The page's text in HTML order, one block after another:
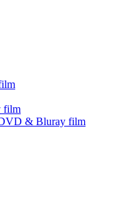
film
& Bluray film